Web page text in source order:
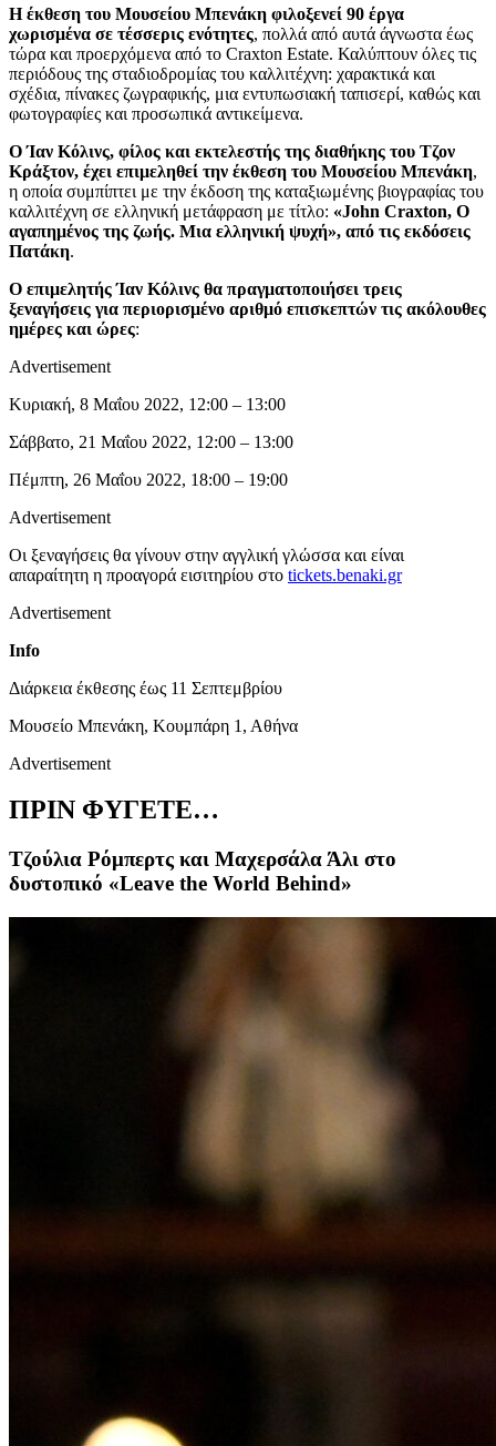
Η έκθεση του Μουσείου Μπενάκη φιλοξενεί 90 έργα
χωρισμένα σε τέσσερις ενότητες, πολλά από αυτά άγνωστα έως
τώρα και προερχόμενα από το Craxton Estate. Καλύπτουν όλες τις
περιόδους της σταδιοδρομίας του καλλιτέχνη: χαρακτικά και
σχέδια, πίνακες ζωγραφικής, μια εντυπωσιακή ταπισερί, καθώς και
φωτογραφίες και προσωπικά αντικείμενα.
Ο Ίαν Κόλινς, φίλος και εκτελεστής της διαθήκης του Τζον
Κράξτον, έχει επιμεληθεί την έκθεση του Μουσείου Μπενάκη,
η οποία συμπίπτει με την έκδοση της καταξιωμένης βιογραφίας του
καλλιτέχνη σε ελληνική μετάφραση με τίτλο: «John Craxton, Ο
αγαπημένος της ζωής. Μια ελληνική ψυχή», από τις εκδόσεις
Πατάκη.
Ο επιμελητήςΊαν Κόλινς θα πραγματοποιήσει τρεις
ξεναγήσεις για περιορισμένο αριθμό επισκεπτών τις ακόλουθες
ημέρες και ώρες:
Advertisement
Κυριακή, 8 Μαΐου 2022, 12:00 – 13:00
Σάββατο, 21 Μαΐου 2022, 12:00 – 13:00
Πέμπτη, 26 Μαΐου 2022, 18:00 – 19:00
Advertisement
Οι ξεναγήσεις θα γίνουν στην αγγλική γλώσσα και είναι
απαραίτητη η προαγορά εισιτηρίου στο tickets.benaki.gr
Advertisement
Info
Διάρκεια έκθεσης έως 11 Σεπτεμβρίου
Μουσείο Μπενάκη, Κουμπάρη 1, Αθήνα
Advertisement
ΠΡΙΝ ΦΥΓΕΤΕ…
Τζούλια Ρόμπερτς και Μαχερσάλα Άλι στο
δυστοπικό «Leave the World Behind»